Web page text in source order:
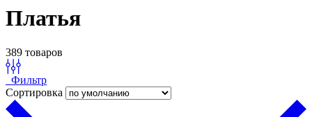
Платья
389 товаров
Фильтр
Сортировка